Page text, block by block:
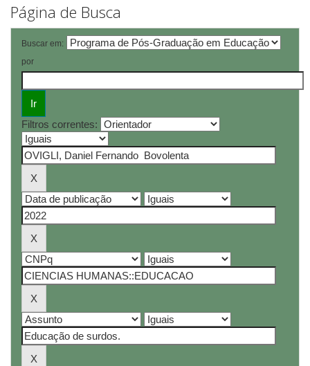
Página de Busca
Buscar em:
por
Filtros correntes: